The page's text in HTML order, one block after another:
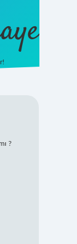
?